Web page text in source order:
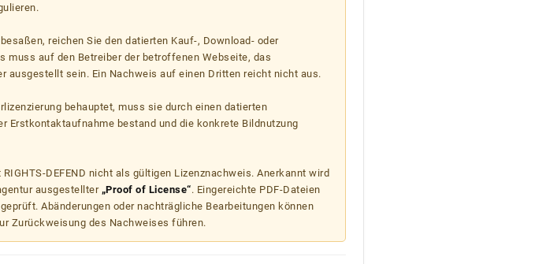
reichen Sie den datierten Kauf-, Download- oder
muss auf den Betreiber der betroffenen Webseite, das
ausgestellt sein. Ein Nachweis auf einen Dritten reicht nicht aus.
behauptet, muss sie durch einen datierten
Erstkontaktaufnahme bestand und die konkrete Bildnutzung
DEFEND nicht als gültigen Lizenznachweis. Anerkannt wird
ausgestellter „Proof of License“. Eingereichte PDF-Dateien
Abänderungen oder nachträgliche Bearbeitungen können
Zurückweisung des Nachweises führen.